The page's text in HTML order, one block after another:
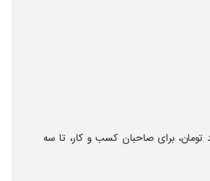
تومان، برای صاحبان کسب‌ و کار، تا سه